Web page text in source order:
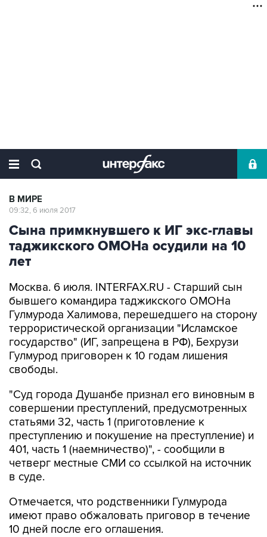
В МИРЕ
09:32, 6 июля 2017
Сына примкнувшего к ИГ экс-главы
таджикского ОМОНа осудили на 10
лет
Москва. 6 июля. INTERFAX.RU - Старший сын
бывшего командира таджикского ОМОНа
Гулмурода Халимова, перешедшего на сторону
террористической организации "Исламское
государство" (ИГ, запрещена в РФ), Бехрузи
Гулмурод приговорен к 10 годам лишения
свободы.
"Суд города Душанбе признал его виновным в
совершении преступлений, предусмотренных
статьями 32, часть 1 (приготовление к
преступлению и покушение на преступление) и
401, часть 1 (наемничество)", - сообщили в
четверг местные СМИ со ссылкой на источник
в суде.
Отмечается, что родственники Гулмурода
имеют право обжаловать приговор в течение
10 дней после его оглашения.